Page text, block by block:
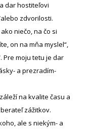
dar hostiteľovi
zdvorilosti.
niečo, na čo si
on na mňa myslel“,
Pre moju tetu je dar
a prezradím-
na kvalite času a
zážitkov.
ale s niekým- a